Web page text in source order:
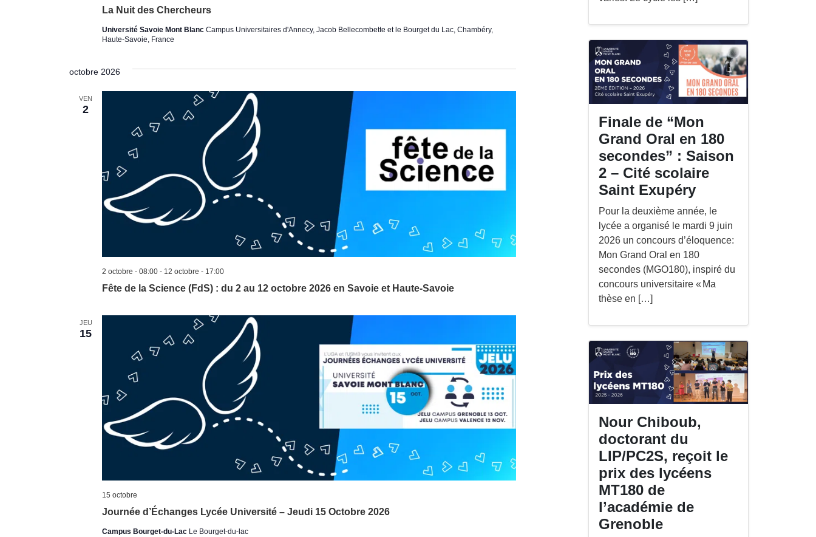
La Nuit des Chercheurs
Université Savoie Mont Blanc Campus Universitaires d'Annecy, Jacob Bellecombette et le Bourget du Lac, Chambéry,
Haute-Savoie, France
octobre 2026
VEN
2
Fête de la Science (FdS) : du 2 au 12 octobre 2026 en Savoie et Haute-Savoie
2 octobre - 08:00 - 12 octobre - 17:00
JEU
15
Journée d’Échanges Lycée Université – Jeudi 15 Octobre 2026
15 octobre
Campus Bourget-du-Lac Le Bourget-du-lac
Finale de “Mon
Grand Oral en 180
secondes” : Saison
2 – Cité scolaire
Saint Exupéry
Pour la deuxième année, le
lycée a organisé le mardi 9 juin
2026 un concours d’éloquence:
Mon Grand Oral en 180
secondes (MGO180), inspiré du
concours universitaire « Ma
thèse en […]
Nour Chiboub,
doctorant du
LIP/PC2S, reçoit le
prix des lycéens
MT180 de
l’académie de
Grenoble